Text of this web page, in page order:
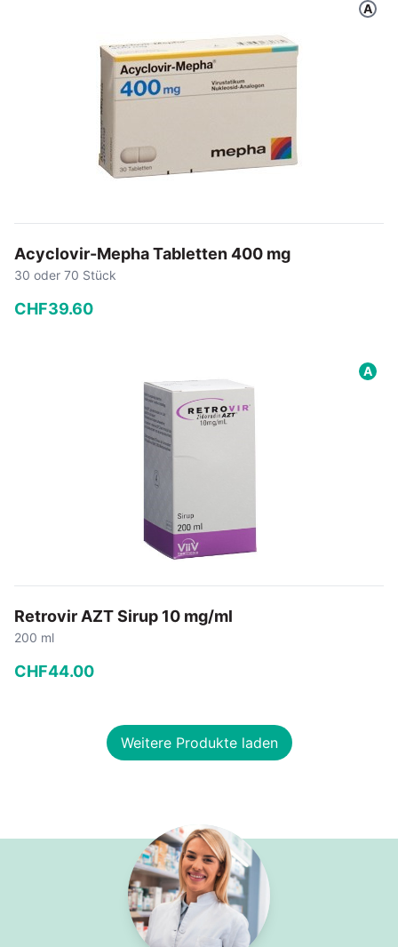
In den Warenkorb
A
Acyclovir-Mepha Tabletten 400 mg
30 oder 70 Stück
CHF39.60
In den Warenkorb
A
Retrovir AZT Sirup 10 mg/ml
200 ml
CHF44.00
In den Warenkorb
Weitere Produkte laden